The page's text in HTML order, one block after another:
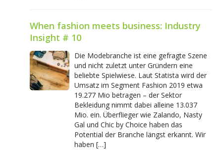
When fashion meets business: Industry
Insight # 10
Die Modebranche ist eine gefragte Szene
und nicht zuletzt unter Gründern eine
beliebte Spielwiese. Laut Statista wird der
Umsatz im Segment Fashion 2019 etwa
19.277 Mio betragen – der Sektor
Bekleidung nimmt dabei alleine 13.037
Mio. ein. Überflieger wie Zalando, Nasty
Gal und Chic by Choice haben das
Potential der Branche längst erkannt. Wir
haben […]